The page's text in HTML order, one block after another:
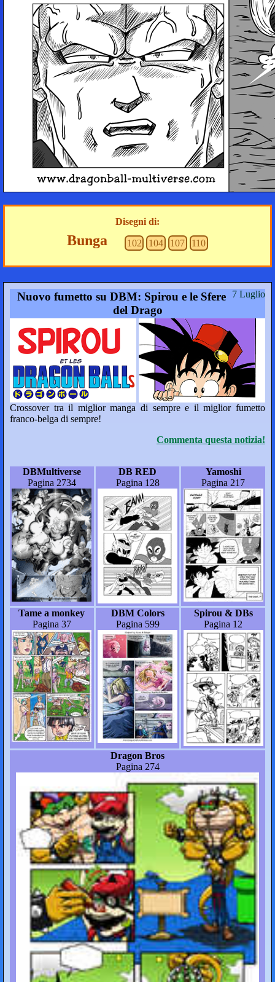
Disegni di:
Bunga 102 104 107 110
7 Luglio
Nuovo fumetto su DBM: Spirou e le Sfere
del Drago
Crossover tra il miglior manga di sempre e il miglior fumetto
franco-belga di sempre!
Commenta questa notizia!
DBMultiverse
Pagina 2734
DB RED
Pagina 128
Yamoshi
Pagina 217
Tame a monkey
Pagina 37
DBM Colors
Pagina 599
Spirou & DBs
Pagina 12
Dragon Bros
Pagina 274